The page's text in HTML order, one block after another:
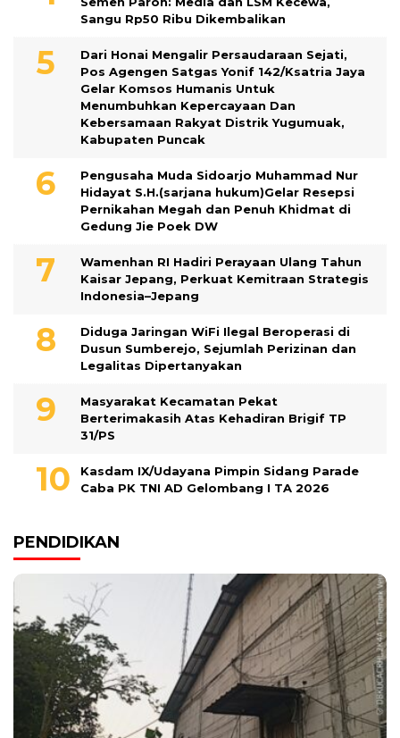
Sangu Rp50 Ribu Dikembalikan
Dari Honai Mengalir Persaudaraan Sejati,
Pos Agengen Satgas Yonif 142/Ksatria Jaya
Gelar Komsos Humanis Untuk
Menumbuhkan Kepercayaan Dan
Kebersamaan Rakyat Distrik Yugumuak,
Kabupaten Puncak
Pengusaha Muda Sidoarjo Muhammad Nur
Hidayat S.H.(sarjana hukum)Gelar Resepsi
Pernikahan Megah dan Penuh Khidmat di
Gedung Jie Poek DW
Wamenhan RI Hadiri Perayaan Ulang Tahun
Kaisar Jepang, Perkuat Kemitraan Strategis
Indonesia–Jepang
Diduga Jaringan WiFi Ilegal Beroperasi di
Dusun Sumberejo, Sejumlah Perizinan dan
Legalitas Dipertanyakan
Masyarakat Kecamatan Pekat
Berterimakasih Atas Kehadiran Brigif TP
31/PS
Kasdam IX/Udayana Pimpin Sidang Parade
Caba PK TNI AD Gelombang I TA 2026
PENDIDIKAN